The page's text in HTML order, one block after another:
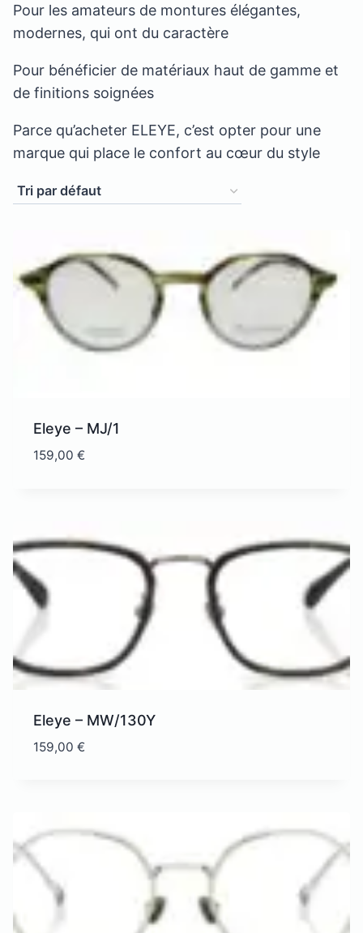
Pour les amateurs de montures élégantes,
modernes, qui ont du caractère
Pour bénéficier de matériaux haut de gamme et
de finitions soignées
Parce qu’acheter ELEYE, c’est opter pour une
marque qui place le confort au cœur du style
Eleye – MJ/1
159,00€
Eleye – MW/130Y
159,00€